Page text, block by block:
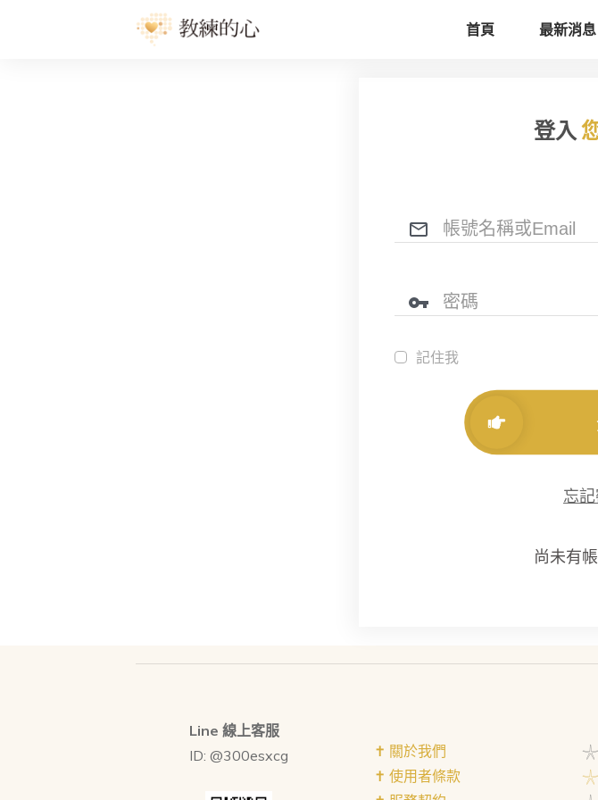
首頁 最新消息
登入
記住我
忘
尚未有
Line 線上客服
ID: @300esxcg
✝︎ 關於我們
✝︎ 使用者條款
𓇼
𓇼